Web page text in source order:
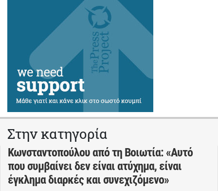
Στην κατηγορία
Κωνσταντοπούλου από τη Βοιωτία: «Αυτό
που συμβαίνει δεν είναι ατύχημα, είναι
έγκλημα διαρκές και συνεχιζόμενο»